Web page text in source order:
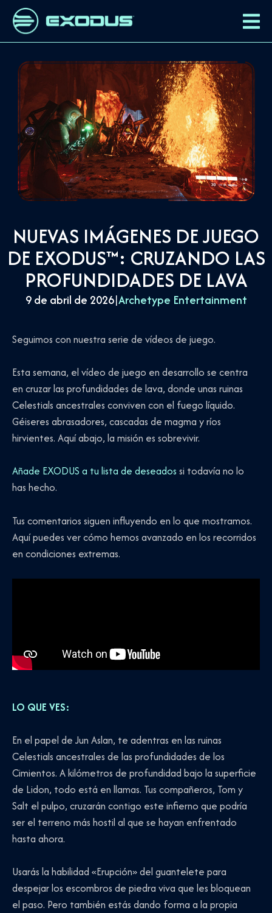
NUEVAS IMÁGENES DE JUEGO
DE EXODUS™: CRUZANDO LAS
PROFUNDIDADES DE LAVA
9 de abril de 2026|Archetype Entertainment
Seguimos con nuestra serie de vídeos de juego.
Esta semana, el vídeo de juego en desarrollo se centra
en cruzar las profundidades de lava, donde unas ruinas
Celestials ancestrales conviven con el fuego líquido.
Géiseres abrasadores, cascadas de magma y ríos
hirvientes. Aquí abajo, la misión es sobrevivir.
Añade EXODUS a tu lista de deseados si todavía no lo
has hecho.
Tus comentarios siguen influyendo en lo que mostramos.
Aquí puedes ver cómo hemos avanzado en los recorridos
en condiciones extremas.
LO QUE VES:
En el papel de Jun Aslan, te adentras en las ruinas
Celestials ancestrales de las profundidades de los
Cimientos. A kilómetros de profundidad bajo la superficie
de Lidon, todo está en llamas. Tus compañeros, Tom y
Salt el pulpo, cruzarán contigo este infierno que podría
ser el terreno más hostil al que se hayan enfrentado
hasta ahora.
Usarás la habilidad «Erupción» del guantelete para
despejar los escombros de piedra viva que les bloquean
el paso. Pero también estás dando forma a la propia